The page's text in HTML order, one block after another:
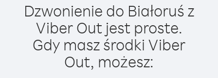
Dzwonienie do Białoruś z
Viber Out jest proste.
Gdy masz środki Viber
Out, możesz: